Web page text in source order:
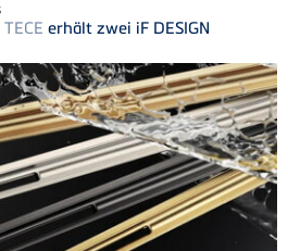
TECE erhält zwei iF DESIGN